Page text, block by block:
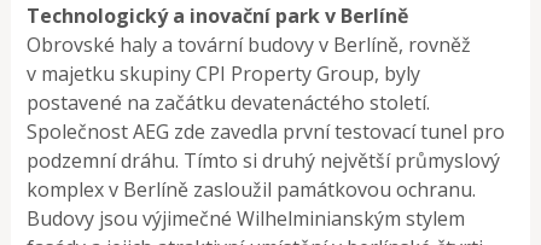
Technologický a inovační park v Berlíně
Obrovské haly a tovární budovy v Berlíně, rovněž
v majetku skupiny CPI Property Group, byly
postavené na začátku devatenáctého století.
Společnost AEG zde zavedla první testovací tunel pro
podzemní dráhu. Tímto si druhý největší průmyslový
komplex v Berlíně zasloužil památkovou ochranu.
Budovy jsou výjimečné Wilhelminianským stylem